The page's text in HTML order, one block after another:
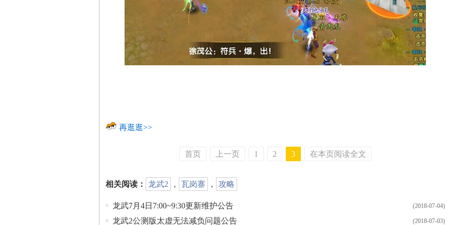
再逛逛>>
首页 上一页 1 2 3 在本页阅读全文
相关阅读： 龙武2 ， 瓦岗寨 ， 攻略
(2018-07-04)
龙武7月4日7:00~9:30更新维护公告
(2018-07-03)
龙武2公测版太虚无法减负问题公告